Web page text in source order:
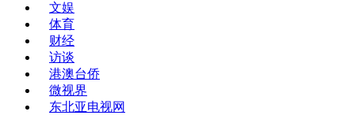
文娱
体育
财经
访谈
港澳台侨
微视界
东北亚电视网